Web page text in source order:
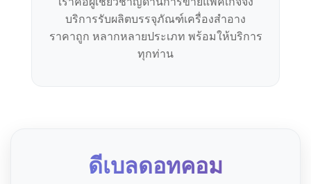
บริการรับผลิตบรรจุภัณฑ์เครื่องสำอาง
ราคาถูก หลากหลายประเภท พร้อมให้บริการ
ทุกท่าน
ดีเบลดอทคอม